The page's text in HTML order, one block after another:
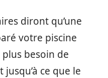
diront qu’une
votre piscine
plus besoin de
ce que le